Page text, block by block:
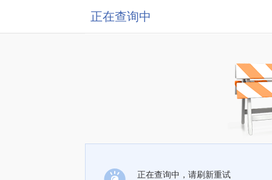
正在查询中
正在查询中，请刷新重试